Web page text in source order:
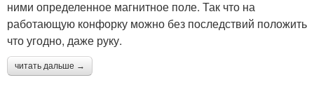
ними определенное магнитное поле. Так что на
работающую конфорку можно без последствий положить
что угодно, даже руку.
читать дальше →